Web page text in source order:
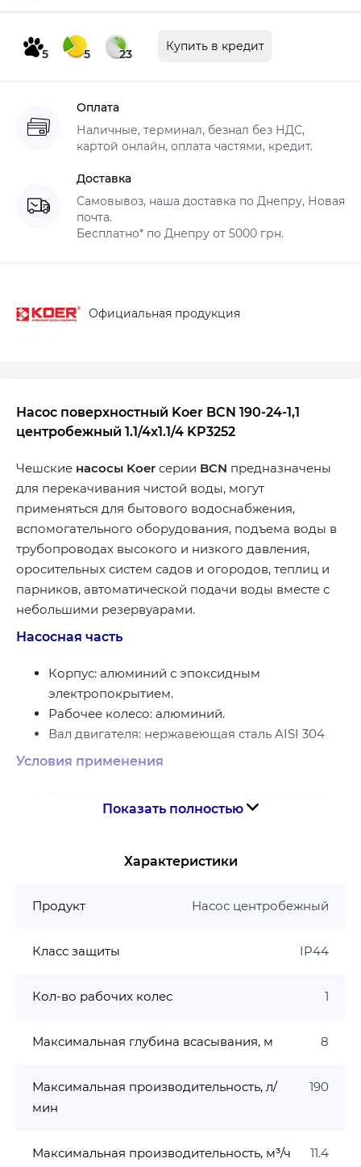
5 5 23
Купить в кредит
Оплата
Наличные, терминал, безнал без НДС,
картой онлайн, оплата частями, кредит.
Доставка
Самовывоз, наша доставка по Днепру, Новая
почта.
Бесплатно* по Днепру от 5000 грн.
Официальная продукция
Насос поверхностный Koer BCN 190-24-1,1
центробежный 1.1/4x1.1/4 KP3252
Чешские насосы Koer серии BCN предназначены
для перекачивания чистой воды, могут
применяться для бытового водоснабжения,
вспомогательного оборудования, подъема воды в
трубопроводах высокого и низкого давления,
оросительных систем садов и огородов, теплиц и
парников, автоматической подачи воды вместе с
небольшими резервуарами.
Насосная часть
Корпус: алюминий с эпоксидным
электропокрытием.
Рабочее колесо: алюминий.
Вал двигателя: нержавеющая сталь AISI 304
Условия применения
Максимальное рабочее давление: 0,6МПа
Максимальная глубина всасывания: 8 м.
со встроенной в обмотку термозащитой
Обмотки статора: 100% медь
Показать полностью
Характеристики
Продукт Насос центробежный
Класс защиты IP44
Кол-во рабочих колес 1
Максимальная глубина всасывания, м 8
Максимальная производительность, л/
мин
190
Максимальная производительность, м³/ч 11.4